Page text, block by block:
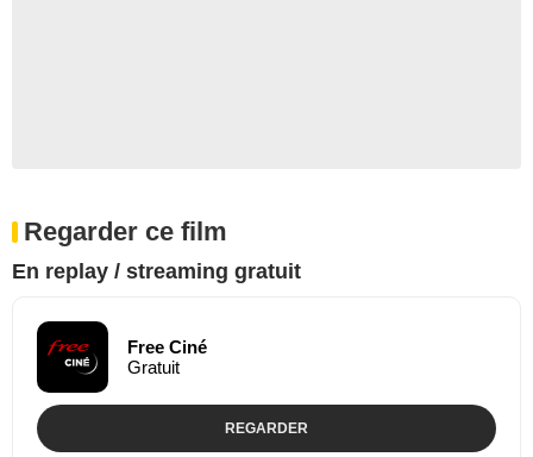
Regarder ce film
En replay / streaming gratuit
Free Ciné
Gratuit
REGARDER